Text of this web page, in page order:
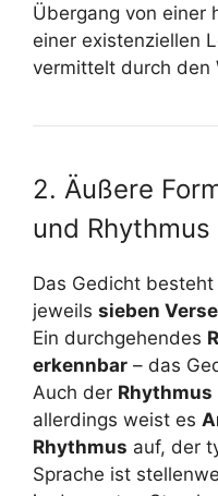
Übergang von einer
einer existenziellen
vermittelt durch den
2. Äußere
und Rhythmus
Das Gedicht besteht
jeweils sieben
Ein durchgehendes
erkennbar – das
Auch der Rhythmus
allerdings weist es
Rhythmus auf, der
Sprache ist